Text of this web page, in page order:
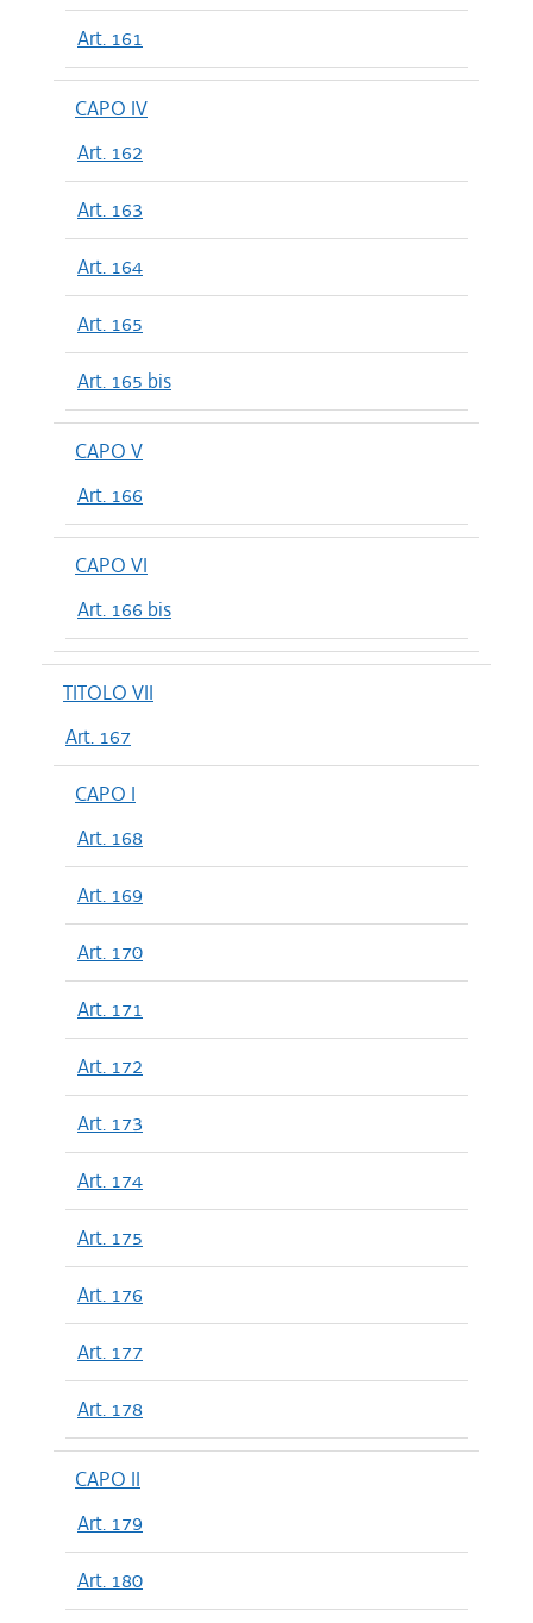
Art. 161
CAPO IV
Art. 162
Art. 163
Art. 164
Art. 165
Art. 165 bis
CAPO V
Art. 166
CAPO VI
Art. 166 bis
TITOLO VII
Art. 167
CAPO I
Art. 168
Art. 169
Art. 170
Art. 171
Art. 172
Art. 173
Art. 174
Art. 175
Art. 176
Art. 177
Art. 178
CAPO II
Art. 179
Art. 180